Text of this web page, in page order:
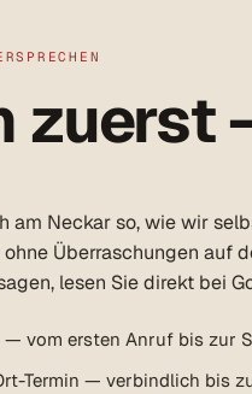
zuerst
am Neckar so, wie wir
Überraschungen auf
lesen Sie direkt bei
— vom ersten Anruf bis zur
Termin — verbindlich bis